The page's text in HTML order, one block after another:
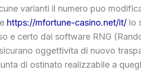
varianti il numero puo
https://mfortune-casino.net/it/ lo
e certo dai software RNG
oggettivita di nuovo
di ostinato realizzabile a